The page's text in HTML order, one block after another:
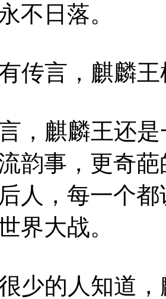
不日落。
传言，麒麟王
，麒麟王还是
韵事，更奇
人，每一个
界大战。
少的人知道，